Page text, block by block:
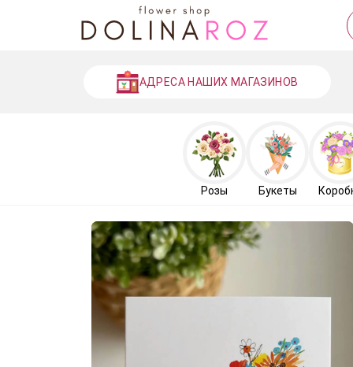
АДРЕСА НАШИХ МАГАЗИНОВ
Розы Букеты